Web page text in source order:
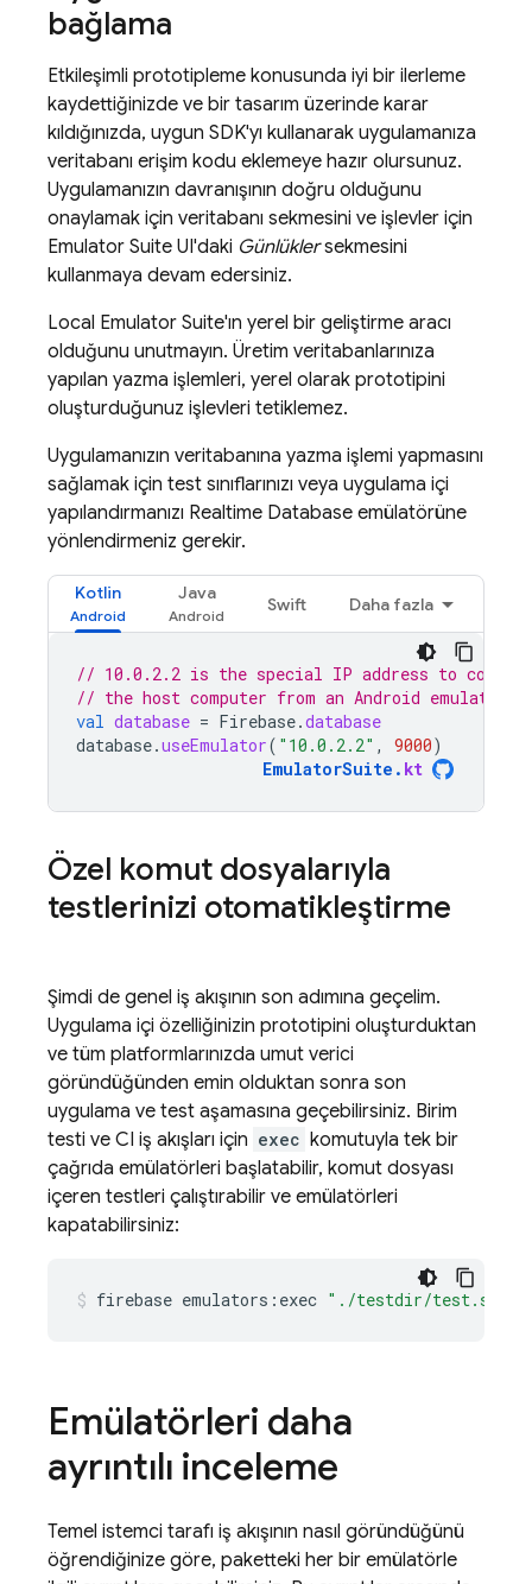
bağlama
Etkileşimli prototipleme konusunda iyi bir ilerleme
kaydettiğinizde ve bir tasarım üzerinde karar
kıldığınızda, uygun SDK'yı kullanarak uygulamanıza
veritabanı erişim kodu eklemeye hazır olursunuz.
Uygulamanızın davranışının doğru olduğunu
onaylamak için veritabanı sekmesini ve işlevler için
Emulator Suite UI'daki Günlüklersekmesini
kullanmaya devam edersiniz.
Local Emulator Suite'ın yerel bir geliştirme aracı
olduğunu unutmayın. Üretim veritabanlarınıza
yapılan yazma işlemleri, yerel olarak prototipini
oluşturduğunuz işlevleri tetiklemez.
Uygulamanızın veritabanına yazma işlemi yapmasını
sağlamak için test sınıflarınızı veya uygulama içi
yapılandırmanızı Realtime Database emülatörüne
yönlendirmeniz gerekir.
Kotlin Java
Swift Daha fazla
// 10.0.2.2 is the special IP address to
// the host computer from an Android emulator.
val database = Firebase.database
database.useEmulator( "10.0.2.2" , 9000)
EmulatorSuite . kt
Özel komut dosyalarıyla
testlerinizi otomatikleştirme
Şimdi de genel iş akışının son adımına geçelim.
Uygulama içi özelliğinizin prototipini oluşturduktan
ve tüm platformlarınızda umut verici
göründüğünden emin olduktan sonra son
uygulama ve test aşamasına geçebilirsiniz. Birim
testi ve CI iş akışları için exec komutuyla tek bir
çağrıda emülatörleri başlatabilir, komut dosyası
içeren testleri çalıştırabilir ve emülatörleri
kapatabilirsiniz:
firebase emulators:exec "./testdir/test.sh"
Emülatörleri daha
ayrıntılı inceleme
Temel istemci tarafı iş akışının nasıl göründüğünü
öğrendiğinize göre, paketteki her bir emülatörle